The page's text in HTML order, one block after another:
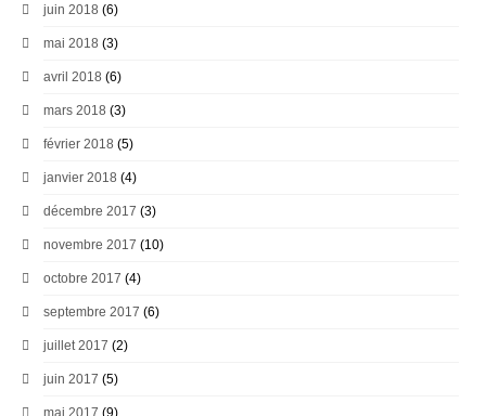
juin 2018 (6)
mai 2018 (3)
avril 2018 (6)
mars 2018 (3)
février 2018 (5)
janvier 2018 (4)
décembre 2017 (3)
novembre 2017 (10)
octobre 2017 (4)
septembre 2017 (6)
juillet 2017 (2)
juin 2017 (5)
mai 2017 (9)